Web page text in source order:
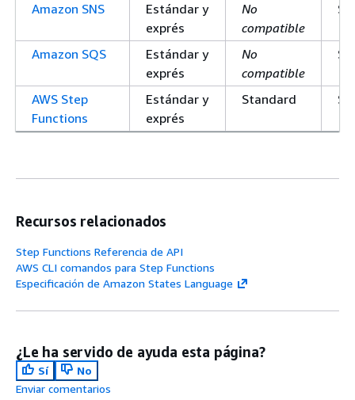
Amazon SNS
Estándar y
exprés
No
compatible
Amazon SQS
Estándar y
exprés
No
compatible
AWS Step
Functions
Estándar y
exprés
Standard
Recursos relacionados
Step Functions Referencia de API
AWS CLI comandos para Step Functions
Especificación de Amazon States Language
¿Le ha servido de ayuda esta página?
Sí
No
Enviar comentarios